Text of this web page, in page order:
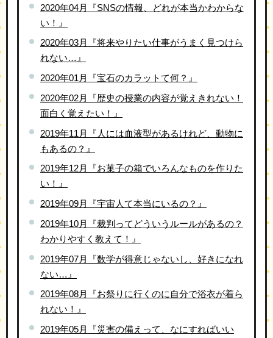
2020年04月『SNSの情報、どれが本当かわからな
い！』
2020年03月『将来やりたい仕事がうまく見つけら
れない…』
2020年01月『宝石のカラットて何？』
2020年02月『歴史の授業の内容が覚えきれない！
面白く覚えたい！』
2019年11月『人には血液型があるけれど、動物に
もあるの？』
2019年12月『お菓子の箱でいろんなものを作りた
い！』
2019年09月『宇宙人て本当にいるの？』
2019年10月『裁判ってどういうルールがあるの？
わかりやすく教えて！』
2019年07月『数学が得意じゃないし、好きになれ
ない…』
2019年08月『お祭りに行くのに自分で浴衣が着ら
れない！』
2019年05月『災害の備えって、なにすればいい